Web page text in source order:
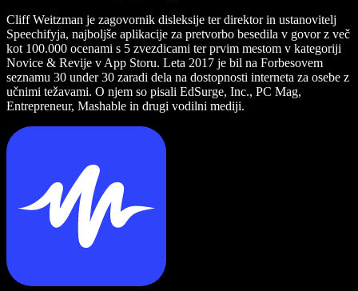
Cliff Weitzman je zagovornik disleksije ter direktor in ustanovitelj
Speechifyja, najboljše aplikacije za pretvorbo besedila v govor z več
kot 100.000 ocenami s 5 zvezdicami ter prvim mestom v kategoriji
Novice & Revije v App Storu. Leta 2017 je bil na Forbesovem
seznamu 30 under 30 zaradi dela na dostopnosti interneta za osebe z
učnimi težavami. O njem so pisali EdSurge, Inc., PC Mag,
Entrepreneur, Mashable in drugi vodilni mediji.